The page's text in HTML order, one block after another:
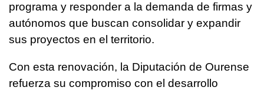
programa y responder a la demanda de firmas y
autónomos que buscan consolidar y expandir
sus proyectos en el territorio.
Con esta renovación, la Diputación de Ourense
refuerza su compromiso con el desarrollo